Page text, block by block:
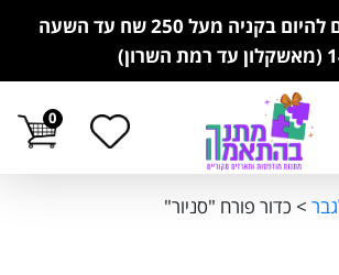
משלוחים מהיום להיום בקניה מעל 250 שח עד השעה
0
> כדור פורח "סניור"